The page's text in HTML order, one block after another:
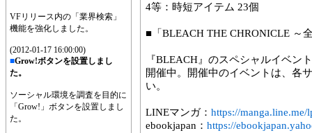
VFリリース内の「業界検索」
機能を強化しました。
(2012-01-17 16:00:00)
■Grow!ボタンを設置しまし
た。
ソーシャル環境を調査を目的に
「Grow!」ボタンを設置しまし
た。
4等：時短アイテム 23個
■「BLEACH THE CHRONICLE ～
『BLEACH』のスペシャルイベン
開催中。開催中のイベントは、各
い。
LINEマンガ： https://manga.line.me/
ebookjapan： https://